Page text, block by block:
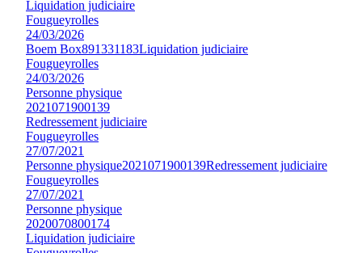
Liquidation judiciaire
Fougueyrolles
24/03/2026
Boem Box891331183Liquidation judiciaire
Fougueyrolles
24/03/2026
Personne physique
2021071900139
Redressement judiciaire
Fougueyrolles
27/07/2021
Personne physique2021071900139Redressement judiciaire
Fougueyrolles
27/07/2021
Personne physique
2020070800174
Liquidation judiciaire